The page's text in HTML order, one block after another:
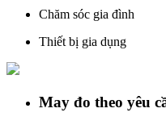
Chăm sóc gia đình
Thiết bị gia dụng
May đo theo yêu